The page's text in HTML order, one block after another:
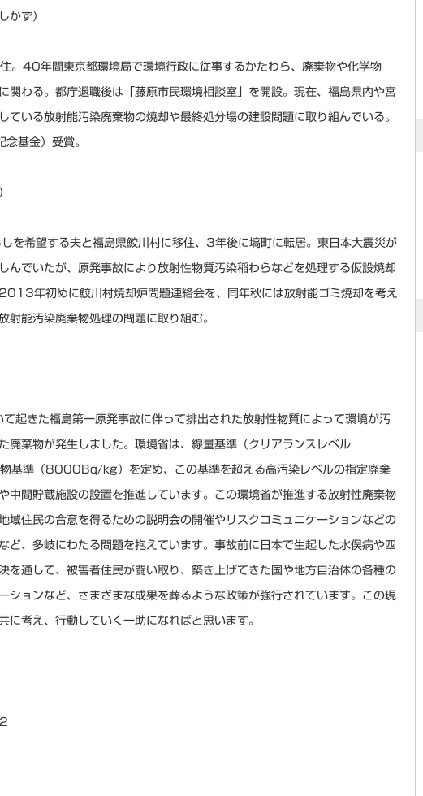
かず）
40年間東京都環境局で環境行政に従事するかたわら、廃棄物や化学物
関わる。都庁退職後は「藤原市民環境相談室」を開設。現在、福島県内や宮
ている放射能汚染廃棄物の焼却や最終処分場の建設問題に取り組んでいる。
基金）受賞。
希望する夫と福島県鮫川村に移住、3年後に塙町に転居。東日本大震災が
んでいたが、原発事故により放射性物質汚染稲わらなどを処理する仮設焼却
年初めに鮫川村焼却炉問題連絡会を、同年秋には放射能ゴミ焼却を考え
射能汚染廃棄物処理の問題に取り組む。
きた福島第一原発事故に伴って排出された放射性物質によって環境が汚
廃棄物が発生しました。環境省は、線量基準（クリアランスレベル
準（8000Bq/kg）を定め、この基準を超える高汚染レベルの指定廃棄
中間貯蔵施設の設置を推進しています。この環境省が推進する放射性廃棄物
域住民の合意を得るための説明会の開催やリスクコミュニケーションなどの
ど、多岐にわたる問題を抱えています。事故前に日本で生起した水俣病や四
を通して、被害者住民が闘い取り、築き上げてきた国や地方自治体の各種の
ションなど、さまざまな成果を葬るような政策が強行されています。この現
考え、行動していく一助になればと思います。